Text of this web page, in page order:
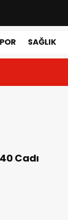
SAĞLIK
Cadı